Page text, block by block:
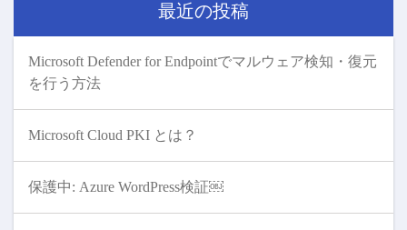
最近の投稿
Microsoft Defender for Endpointでマルウェア検知・復元
を行う方法
Microsoft Cloud PKI とは？
保護中: Azure WordPress検証￼